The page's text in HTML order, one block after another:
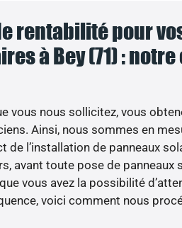
rentabilité pour
à Bey (71) :
vous nous sollicitez, vous
Ainsi, nous sommes en
de l’installation de panneaux
avant toute pose de panneaux
vous avez la possibilité
voici comment nous